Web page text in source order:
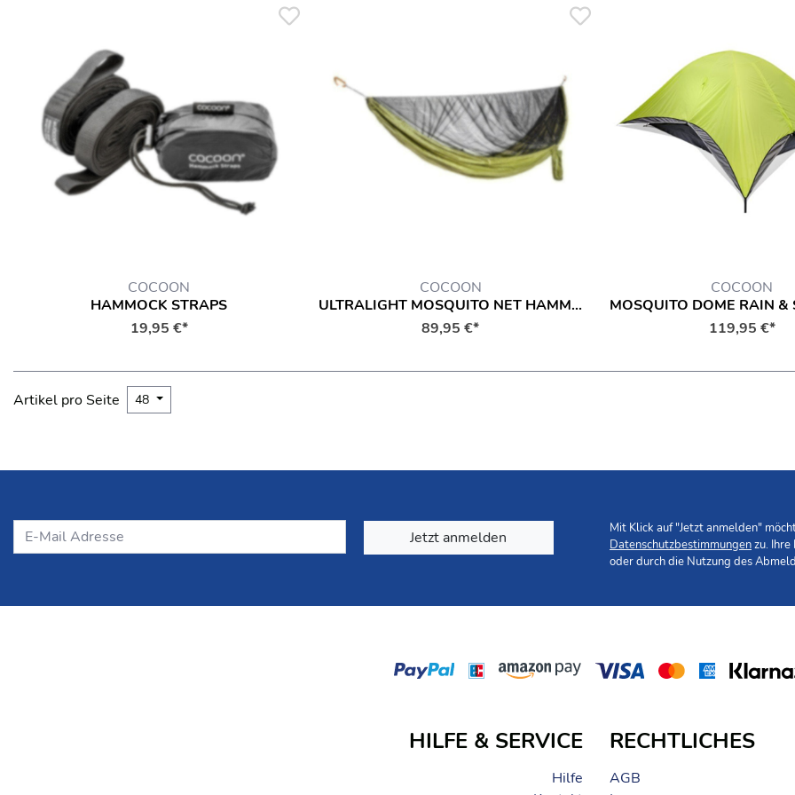
COCOON
HAMMOCK STRAPS
19,95 €*
COCOON
ULTRALIGHT MOSQUITO NET HAMMOCK
89,95 €*
COCOON
119,95 €*
Artikel pro Seite 48
Jetzt anmelden
Mit Klick auf "Jetzt anmelden"
Datenschutzbestimmungenzu.
oder durch die Nutzung des
HILFE & SERVICE
Hilfe
RECHTLICHES
AGB